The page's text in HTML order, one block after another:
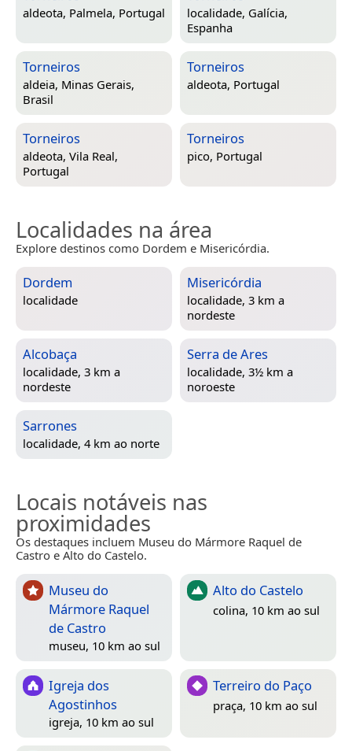
aldeota, Palmela, Portugal localidade, Galícia,
Espanha
Torneiros
aldeia, Minas Gerais,
Brasil
Torneiros
aldeota, Portugal
Torneiros
aldeota, Vila Real,
Portugal
Torneiros
pico, Portugal
Localidades na área
Explore destinos como Dordem e Misericórdia.
Dordem
localidade
Misericórdia
localidade, 3 km a
nordeste
Alcobaça
localidade, 3 km a
nordeste
Serra de Ares
localidade, 3½ km a
noroeste
Sarrones
localidade, 4 km ao norte
Locais notáveis nas
proximidades
Os destaques incluem Museu do Mármore Raquel de
Castro e Alto do Castelo.
Museu do
Mármore Raquel
de Castro
museu, 10 km ao sul
Alto do Castelo
colina, 10 km ao sul
Igreja dos
Agostinhos
igreja, 10 km ao sul
Terreiro do Paço
praça, 10 km ao sul